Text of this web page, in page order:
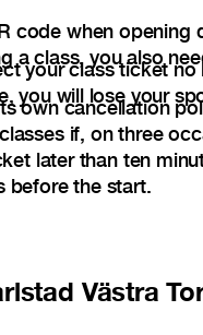
code when
a class, you also
your class ticket
you will lose your
own cancellation
if, on three
later than ten
before the start.
Västra